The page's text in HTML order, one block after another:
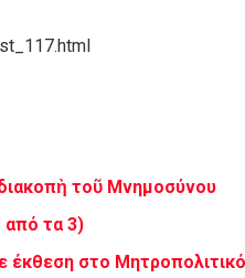
διακοπὴ τοῦ Μνημοσύνου
τα 3)
έκθεση στο